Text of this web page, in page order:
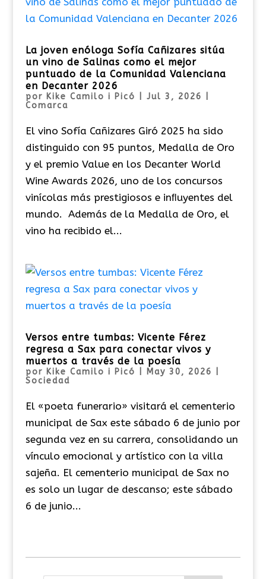
La joven enóloga Sofía Cañizares sitúa
un vino de Salinas como el mejor
puntuado de la Comunidad Valenciana
en Decanter 2026
por Kike Camilo i Picó Jul 3, 2026
Comarca
El vino Sofía Cañizares Giró 2025 ha sido
distinguido con 95 puntos, Medalla de Oro
y el premio Value en los Decanter World
Wine Awards 2026, uno de los concursos
vinícolas más prestigiosos e inﬂuyentes del
mundo. Además de la Medalla de Oro, el
vino ha recibido el...
Versos entre tumbas: Vicente Férez
regresa a Sax para conectar vivos y
muertos a través de la poesía
por Kike Camilo i Picó May 30, 2026
Sociedad
El «poeta funerario» visitará el cementerio
municipal de Sax este sábado 6 de junio por
segunda vez en su carrera, consolidando un
vínculo emocional y artístico con la villa
sajeña. El cementerio municipal de Sax no
es solo un lugar de descanso; este sábado
6 de junio...